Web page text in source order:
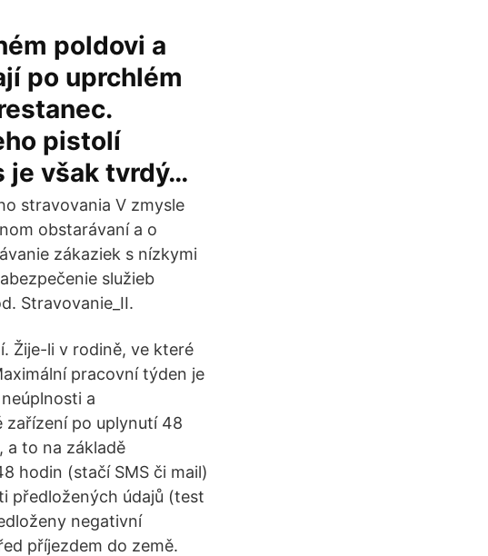
poldovi a
po uprchlém
pistolí
je však tvrdý…
stravovania V zmysle
obstarávaní a o
zákaziek s nízkymi
služieb
Stravovanie_II.
Žije-li v rodině, ve které
pracovní týden je
a
po uplynutí 48
a to na základě
hodin (stačí SMS či mail)
předložených údajů (test
negativní
příjezdem do země.